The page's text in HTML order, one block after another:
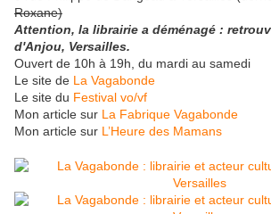
Roxane)
Attention, la librairie a déménagé :
d'Anjou, Versailles.
Ouvert de 10h à 19h, du mardi au samedi
Le site de La Vagabonde
Le site du Festival vo/vf
Mon article sur La Fabrique Vagabonde
Mon article sur L’Heure des Mamans